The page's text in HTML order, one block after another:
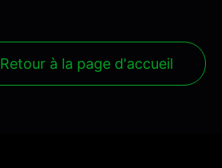
Retour à la page d'accueil